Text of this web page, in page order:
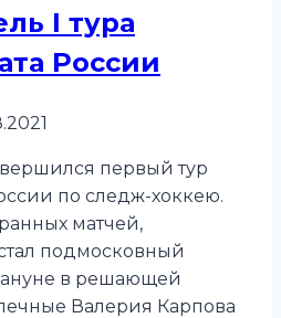
I тура
России
первый тур
по следж-хоккею.
матчей,
подмосковный
в решающей
Валерия Карпова